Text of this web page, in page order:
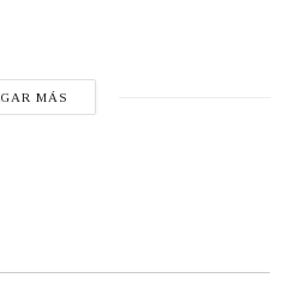
MÁS